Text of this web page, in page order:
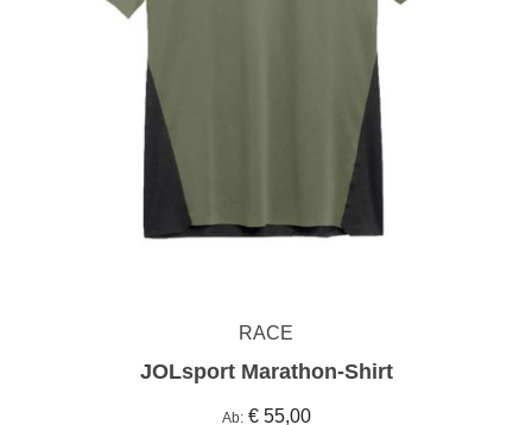
RACE
JOLsport Marathon-Shirt
Ab € 55,00